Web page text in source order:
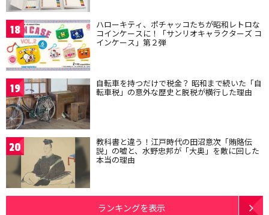
18 ハローキティ、ポチャッコたちが昭和レトロな
コインケースに！「サンリオキャラクターズ コ
インケース」第２弾
19 自転車を持つだけで税金？ 昭和まで続いた「自
転車税」の意外な歴史と脱税が横行した理由
20 教科書と違う！江戸時代の田沼意次「賄賂伝
説」の嘘と、水野忠邦が「大奥」を敵に回した
本当の理由
ランキングを表示